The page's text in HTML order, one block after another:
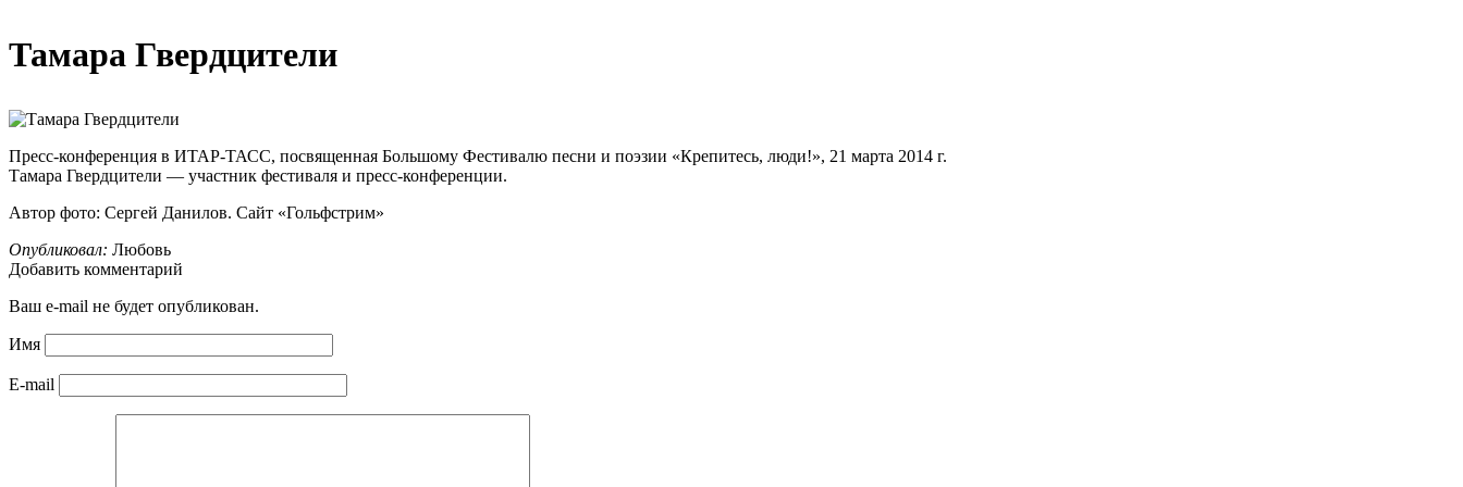
Тамара Гвердцители
Пресс-конференция в ИТАР-ТАСС, посвященная Большому Фестивалю песни и поэзии «Крепитесь, люди!», 21 марта 2014 г.
Тамара Гвердцители — участник фестиваля и пресс-конференции.
Автор фото: Сергей Данилов. Сайт «Гольфстрим»
Опубликовал: Любовь
Добавить комментарий
Ваш e-mail не будет опубликован.
Имя
E-mail